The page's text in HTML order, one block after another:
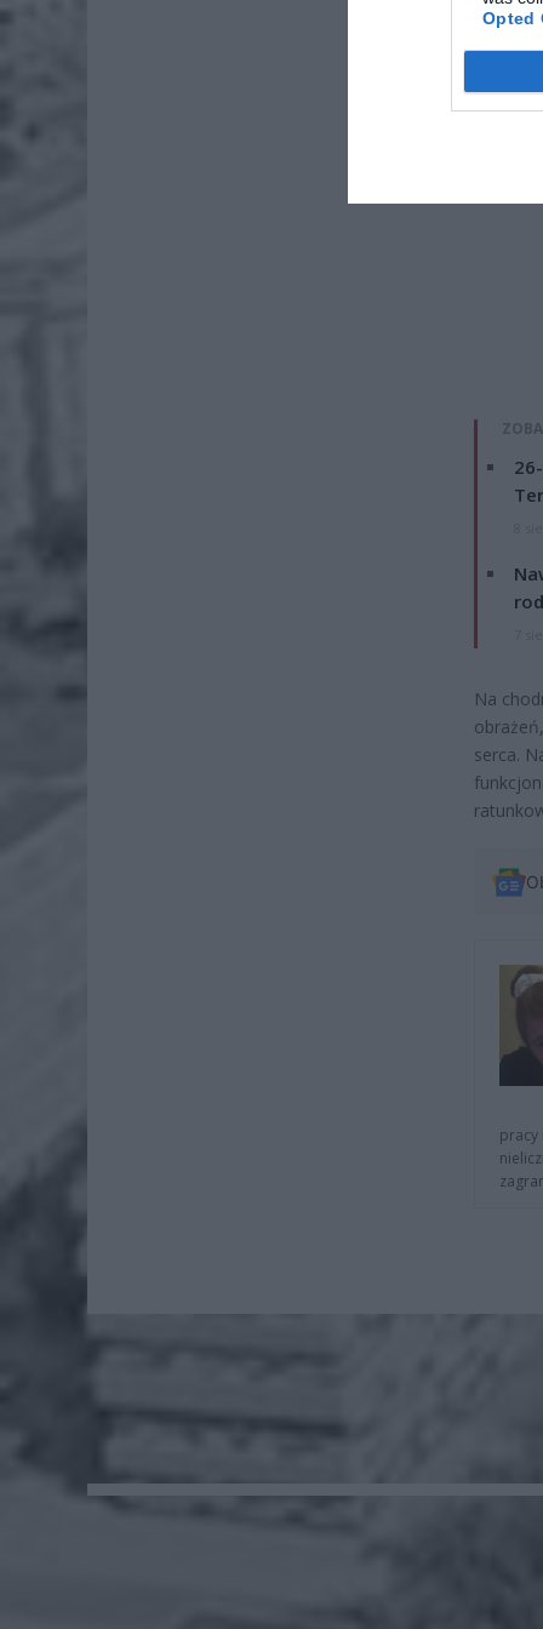
Opted
Na
serca.
pracy